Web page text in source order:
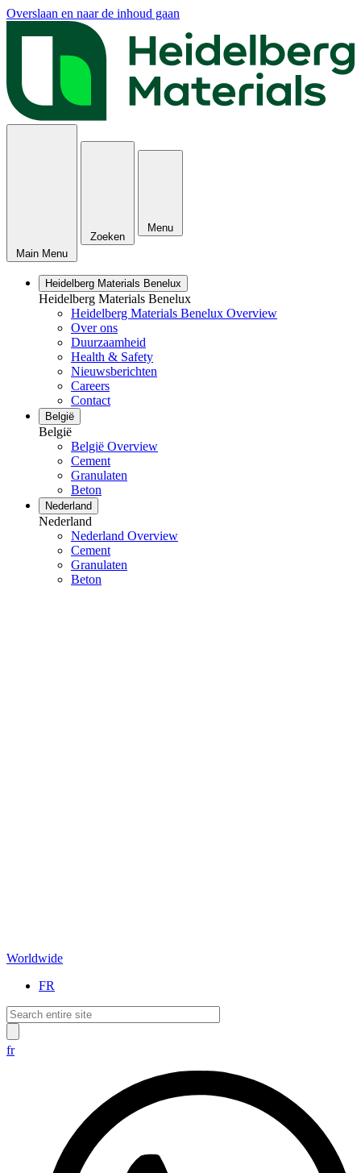
Overslaan en naar de inhoud gaan
Main Menu
Zoeken
Menu
Heidelberg Materials Benelux
Heidelberg Materials Benelux
Heidelberg Materials Benelux Overview
Over ons
Duurzaamheid
Health & Safety
Nieuwsberichten
Careers
Contact
België
België
België Overview
Cement
Granulaten
Beton
Nederland
Nederland
Nederland Overview
Cement
Granulaten
Beton
Worldwide
FR
fr